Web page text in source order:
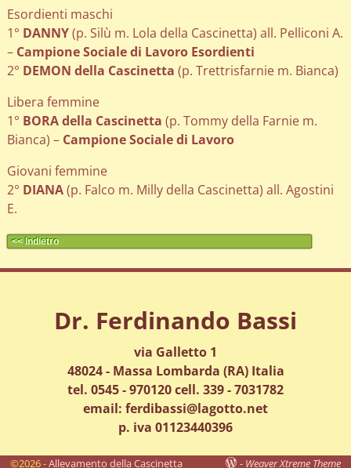
Esordienti maschi
1° DANNY(p. Silù m. Lola della Cascinetta) all. Pelliconi A.
– Campione Sociale di Lavoro Esordienti
2° DEMON della Cascinetta (p. Trettrisfarnie m. Bianca)
Libera femmine
1° BORA della Cascinetta (p. Tommy della Farnie m.
Bianca) – Campione Sociale di Lavoro
Giovani femmine
2° DIANA(p. Falco m. Milly della Cascinetta) all. Agostini
E.
<< Indietro
Dr. Ferdinando Bassi
via Galletto 1
48024 - Massa Lombarda (RA) Italia
tel. 0545 - 970120 cell. 339 - 7031782
email: ferdibassi@lagotto.net
p. iva 01123440396
©2026 -Allevamento della Cascinetta - Weaver Xtreme Theme